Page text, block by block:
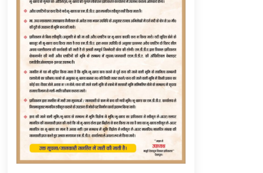
May 16, 2022
Thought Of The Day 12 May
May 12, 2022
Thought Of The Day 9 May
May 9, 2022